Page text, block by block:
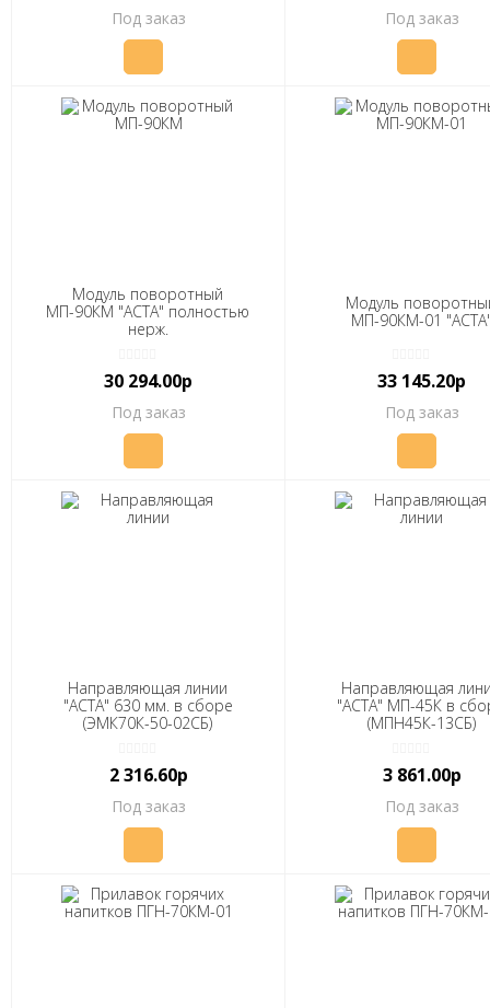
Под заказ Под заказ
Модуль поворотный
МП-90КМ "АСТА" полностью
нерж.
30 294.00р
Под заказ
Модуль
МП-90КМ-01
33 145.20р
Под заказ
Направляющая линии
"АСТА" 630 мм. в сборе
(ЭМК70К-50-02СБ)
2 316.60р
Под заказ
Направляющая
"АСТА" МП-45К в
(МПН45К-13СБ)
3 861.00р
Под заказ